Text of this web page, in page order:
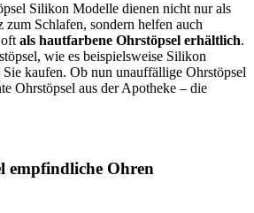
Silikon Modelle dienen nicht nur als
zum Schlafen, sondern helfen auch
oftals hautfarbene Ohrstöpsel erhältlich.
wie es beispielsweise Silikon
kaufen. Ob nun unauffällige Ohrstöpsel
Ohrstöpsel aus der Apotheke – die
empfindliche Ohren